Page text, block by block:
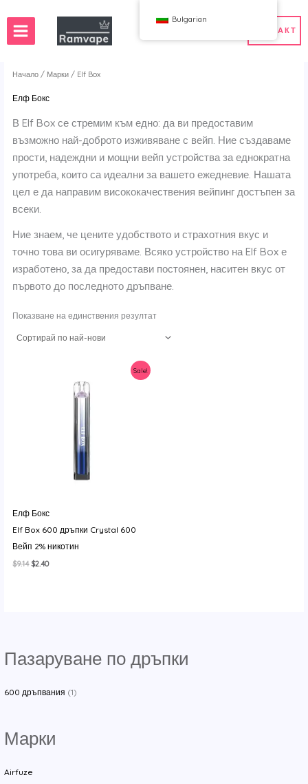
към
съдържанието
КОНТАКТ
Пазаруване по дръпки
600 дръпвания (1)
Марки
Airfuze
Начало / Марки / Elf Box
Елф Бокс
В Elf Box се стремим към едно: да ви предоставим
възможно най-доброто изживяване с вейп. Ние създаваме
прости, надеждни и мощни вейп устройства за еднократна
употреба, които са идеални за вашето ежедневие. Нашата
цел е да направим висококачествения вейпинг достъпен за
всеки.
Ние знаем, че цените удобството и страхотния вкус и
точно това ви осигуряваме. Всяко устройство на Elf Box е
изработено, за да предостави постоянен, наситен вкус от
първото до последното дръпване.
Показване на единствения резултат
Sale!
Елф Бокс
Elf Box 600 дръпки Crystal 600
Вейп 2% никотин
$9.14 Original
$2.40Текущата
на едро в ПолшаВейпове на едро в Испания
BAR
HIFANCY
Гуди
ОКСО
Стаг Бар
УЗИ
Bulgarian